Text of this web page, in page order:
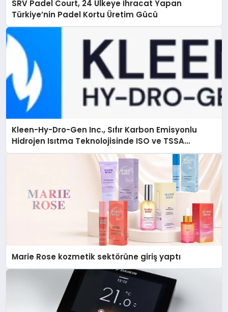
SRV Padel Court, 24 Ülkeye İhracat Yapan
Türkiye’nin Padel Kortu Üretim Gücü
Kleen-Hy-Dro-Gen Inc., Sıfır Karbon Emisyonlu
Hidrojen Isıtma Teknolojisinde ISO ve TSSA
Düzenleyici Onaylarını Aldı
Marie Rose kozmetik sektörüne giriş yaptı